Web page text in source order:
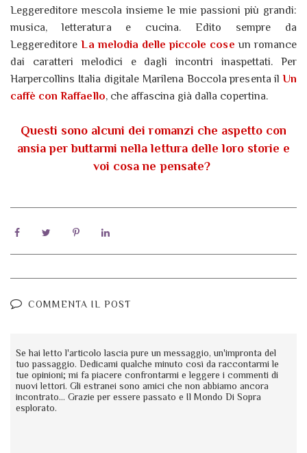
Leggereditore mescola insieme le mie passioni più grandi:
musica, letteratura e cucina. Edito sempre da
LeggereditoreLa melodia delle piccole coseun romance
dai caratteri melodici e dagli incontri inaspettati. Per
Harpercollins Italia digitale Marilena Boccola presenta il Un
caffè con Raffaello, che affascina già dalla copertina.
Questi sono alcuni dei romanzi che aspetto con
ansia per buttarmi nella lettura delle loro storie e
voi cosa ne pensate?
COMMENTA IL POST
Se hai letto l'articolo lascia pure un messaggio, un'impronta del
tuo passaggio. Dedicami qualche minuto così da raccontarmi le
tue opinioni; mi fa piacere confrontarmi e leggere i commenti di
nuovi lettori. Gli estranei sono amici che non abbiamo ancora
incontrato... Grazie per essere passato e Il Mondo Di Sopra
esplorato.